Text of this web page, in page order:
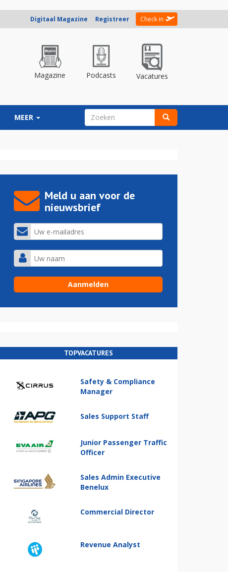
Digitaal Magazine Registreer Check in
Magazine Podcasts Vacatures
MEER ZOEKVELD
Meld u aan voor de
nieuwsbrief
TOPVACATURES
Safety & Compliance
Manager
Sales Support Staff
Junior Passenger Traffic
Officer
Sales Admin Executive
Benelux
Commercial Director
Revenue Analyst